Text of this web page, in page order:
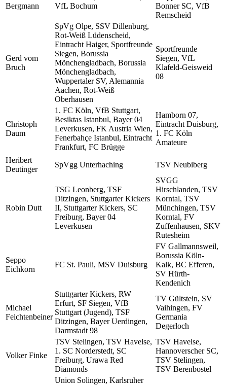
Bergmann
VfL Bochum
Bonner SC, VfB
Remscheid
Gerd vom
Bruch
SpVg Olpe, SSV Dillenburg,
Rot-Weiß Lüdenscheid,
Eintracht Haiger, Sportfreunde
Siegen, Borussia
Mönchengladbach, Borussia
Mönchengladbach,
Wuppertaler SV, Alemannia
Aachen, Rot-Weiß
Oberhausen
Sportfreunde
Siegen, VfL
Klafeld-Geisweid
08
Christoph
Daum
1. FC Köln, VfB Stuttgart,
Besiktas Istanbul, Bayer 04
Leverkusen, FK Austria Wien,
Fenerbahçe Istanbul, Eintracht
Frankfurt, FC Brügge
Hamborn 07,
Eintracht Duisburg,
1. FC Köln
Amateure
Heribert
Deutinger
SpVgg Unterhaching TSV Neubiberg
Robin Dutt
TSG Leonberg, TSF
Ditzingen, Stuttgarter Kickers
II, Stuttgarter Kickers, SC
Freiburg, Bayer 04
Leverkusen
SVGG
Hirschlanden, TSV
Korntal, TSV
Münchingen, TSV
Korntal, FV
Zuffenhausen, SKV
Rutesheim
Seppo
Eichkorn
FC St. Pauli, MSV Duisburg
FV Gallmannsweil,
Borussia Köln-
Kalk, BC Efferen,
SV Hürth-
Kendenich
Michael
Feichtenbeiner
Stuttgarter Kickers, RW
Erfurt, SF Siegen, VfB
Stuttgart (Jugend), TSF
Ditzingen, Bayer Uerdingen,
Darmstadt 98
TV Gültstein, SV
Vaihingen, FV
Germania
Degerloch
Volker Finke
TSV Stelingen, TSV Havelse,
1. SC Norderstedt, SC
Freiburg, Urawa Red
Diamonds
TSV Havelse,
Hannoverscher SC,
TSV Stelingen,
TSV Berenbostel
Union Solingen, Karlsruher